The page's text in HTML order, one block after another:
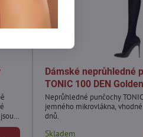
i
Dámské neprůhledné
TONIC 100 DEN
Neprůhledné punčochy
jemného mikrovlákna,
dnů.
Skladem